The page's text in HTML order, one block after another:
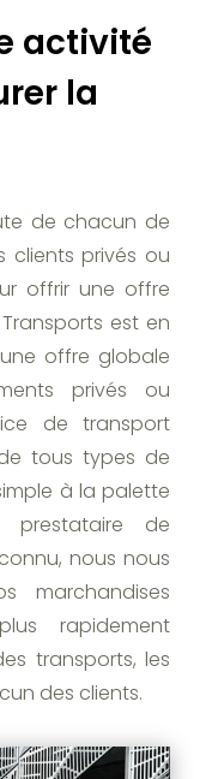
activité
la
de chacun de
clients privés ou
offrir une offre
est en
offre globale
privés ou
de transport
tous types de
à la palette
de
nous nous
marchandises
rapidement
transports, les
des clients.